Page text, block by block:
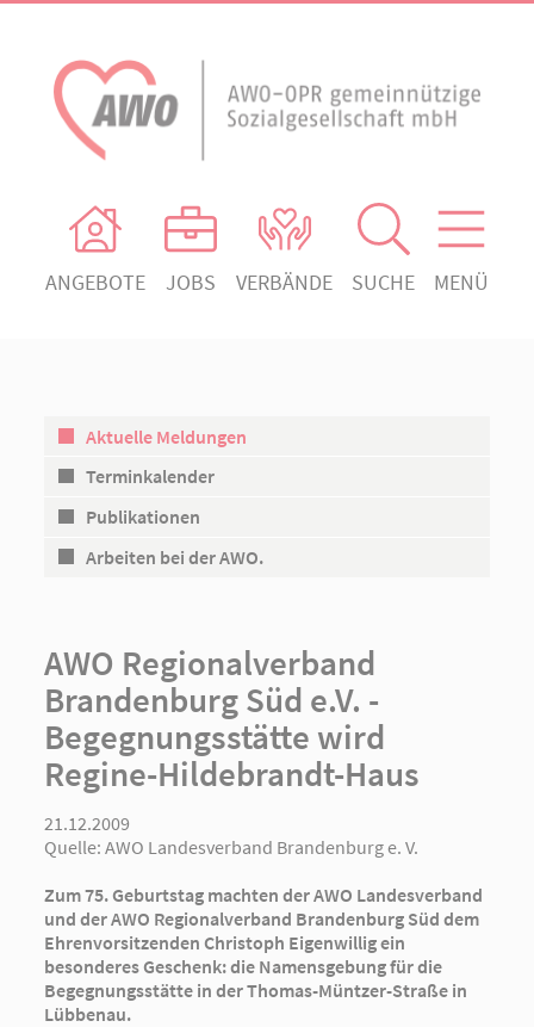
ANGEBOTE JOBS VERBÄNDE SUCHE MENÜ
AWO Ortsverein Rheinsberg
Aktuelle Meldungen
Terminkalender
Publikationen
Arbeiten bei der AWO.
AWO Regionalverband
Brandenburg Süd e.V. -
Begegnungsstätte wird
Regine-Hildebrandt-Haus
21.12.2009
Quelle: AWO Landesverband Brandenburg e. V.
Zum 75. Geburtstag machten der AWO Landesverband
und der AWO Regionalverband Brandenburg Süd dem
Ehrenvorsitzenden Christoph Eigenwillig ein
besonderes Geschenk: die Namensgebung für die
Begegnungsstätte in der Thomas-Müntzer-Straße in
Lübbenau.